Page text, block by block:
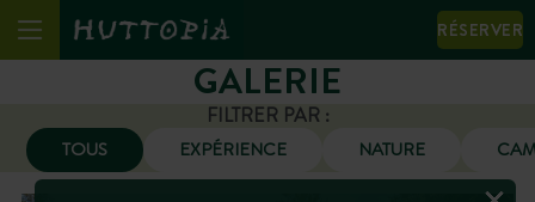
RÉSERVER
GALERIE
FILTRER PAR :
TOUS EXPÉRIENCE NATURE